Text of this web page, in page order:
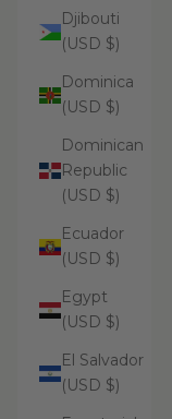
Djibouti
(USD $)
Dominica
(USD $)
Dominican
Republic
(USD $)
Ecuador
(USD $)
Egypt
(USD $)
El Salvador
(USD $)